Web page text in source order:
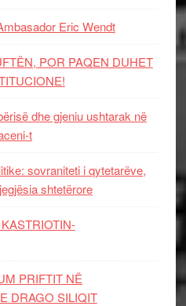
Eric Wendt
POR PAQEN DUHET
dhe gjeniu ushtarak në
t
sovraniteti i qytetarëve,
shtetërore
PRIFTIT NË
DRAGO SILIQIT